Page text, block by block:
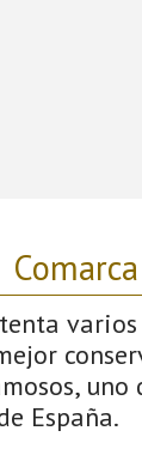
uno
España.